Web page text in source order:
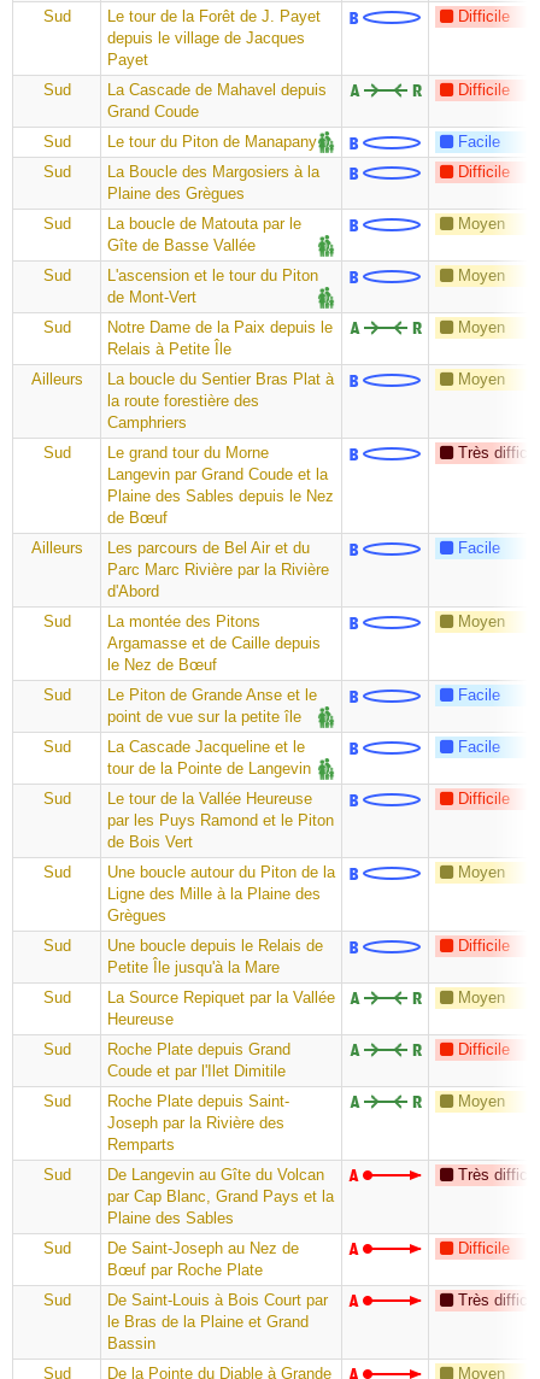
Sud
Le tour de la Forêt de J. Payet
depuis le village de Jacques
Payet
Difficile
Sud
La Cascade de Mahavel depuis
Grand Coude
Difficile
Sud Le tour du Piton de Manapany
Facile
Sud
La Boucle des Margosiers à la
Plaine des Grègues
Difficile
Sud
La boucle de Matouta par le
Gîte de Basse Vallée
Moyen
Sud
L'ascension et le tour du Piton
de Mont-Vert
Moyen
Sud
Notre Dame de la Paix depuis le
Relais à Petite Île
Moyen
Ailleurs
La boucle du Sentier Bras Plat à
la route forestière des
Camphriers
Moyen
Sud
Le grand tour du Morne
Langevin par Grand Coude et la
Plaine des Sables depuis le Nez
de Bœuf
Très
Ailleurs
Les parcours de Bel Air et du
Parc Marc Rivière par la Rivière
d'Abord
Facile
Sud
La montée des Pitons
Argamasse et de Caille depuis
le Nez de Bœuf
Moyen
Sud
Le Piton de Grande Anse et le
point de vue sur la petite île
Facile
Sud
La Cascade Jacqueline et le
tour de la Pointe de Langevin
Facile
Sud
Le tour de la Vallée Heureuse
par les Puys Ramond et le Piton
de Bois Vert
Difficile
Sud
Une boucle autour du Piton de la
Ligne des Mille à la Plaine des
Grègues
Moyen
Sud
Une boucle depuis le Relais de
Petite Île jusqu'à la Mare
Difficile
Sud
La Source Repiquet par la Vallée
Heureuse
Moyen
Sud
Roche Plate depuis Grand
Coude et par l'Ilet Dimitile
Difficile
Sud
Roche Plate depuis Saint-
Joseph par la Rivière des
Remparts
Moyen
Sud
De Langevin au Gîte du Volcan
par Cap Blanc, Grand Pays et la
Plaine des Sables
Très
Sud
De Saint-Joseph au Nez de
Bœuf par Roche Plate
Difficile
Sud
De Saint-Louis à Bois Court par
le Bras de la Plaine et Grand
Bassin
Très
Sud De la Pointe du Diable à Grande Moyen